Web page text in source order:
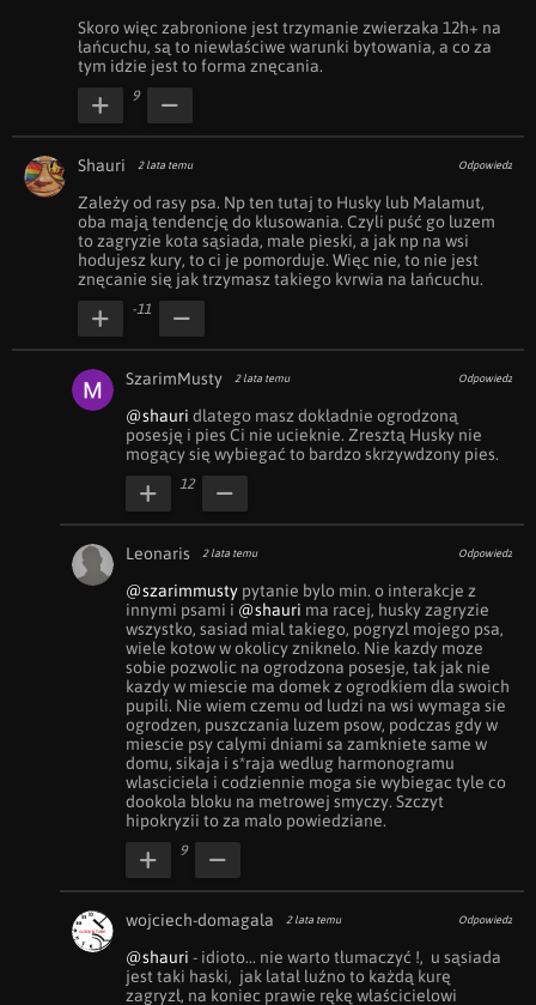
Skoro więc zabronione jest trzymanie zwierzaka 12h+ na
łańcuchu, są to niewłaściwe warunki bytowania, a co za
tym idzie jest to forma znęcania.
9
Shauri 2 lata temu Odpowiedz
Zależy od rasy psa. Np ten tutaj to Husky lub Malamut,
oba mają tendencję do kłusowania. Czyli puść go luzem
to zagryzie kota sąsiada, małe pieski, a jak np na wsi
hodujesz kury, to ci je pomorduje. Więc nie, to nie jest
znęcanie się jak trzymasz takiego kvrwia na łańcuchu.
-11
SzarimMusty 2 lata temu Odpowiedz
@shauri dlatego masz dokładnie ogrodzoną
posesję i pies Ci nie ucieknie. Zresztą Husky nie
mogący się wybiegać to bardzo skrzywdzony pies.
12
Leonaris 2 lata temu Odpowiedz
@szarimmusty pytanie bylo min. o interakcje z
innymi psami i @shauri ma racej, husky zagryzie
wszystko, sasiad mial takiego, pogryzl mojego psa,
wiele kotow w okolicy zniknelo. Nie kazdy moze
sobie pozwolic na ogrodzona posesje, tak jak nie
kazdy w miescie ma domek z ogrodkiem dla swoich
pupili. Nie wiem czemu od ludzi na wsi wymaga sie
ogrodzen, puszczania luzem psow, podczas gdy w
miescie psy calymi dniami sa zamkniete same w
domu, sikaja i s*raja wedlug harmonogramu
wlasciciela i codziennie moga sie wybiegac tyle co
dookola bloku na metrowej smyczy. Szczyt
hipokryzii to za malo powiedziane.
9
wojciech-domagala 2 lata temu Odpowiedz
@shauri - idioto... nie warto tłumaczyć !,  u sąsiada
jest taki haski,  jak latał luźno to każdą kurę
zagryzł, na koniec prawie rękę właścicielowi